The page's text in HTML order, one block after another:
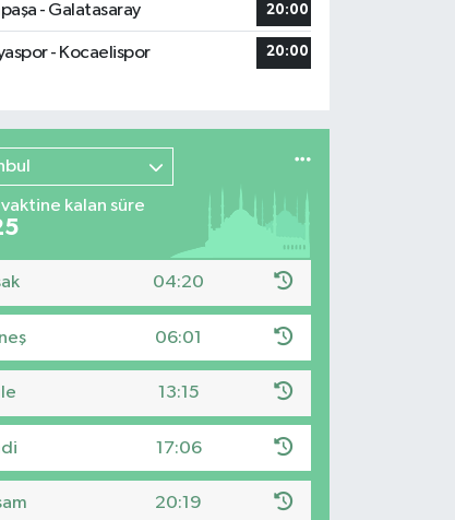
- Galatasaray 20:00
- Kocaelispor 20:00
kalan süre
04:20
06:01
13:15
17:06
20:19